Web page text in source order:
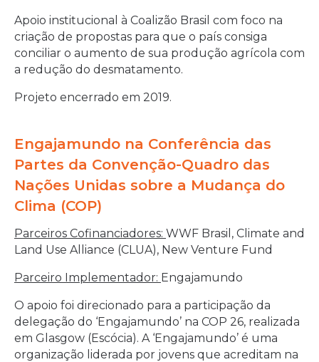
Apoio institucional à Coalizão Brasil com foco na
criação de propostas para que o país consiga
conciliar o aumento de sua produção agrícola com
a redução do desmatamento.
Projeto encerrado em 2019.
Engajamundo na Conferência das
Partes da Convenção-Quadro das
Nações Unidas sobre a Mudança do
Clima (COP)
Parceiros Cofinanciadores: WWF Brasil, Climate and
Land Use Alliance (CLUA), New Venture Fund
Parceiro Implementador: Engajamundo
O apoio foi direcionado para a participação da
delegação do ‘Engajamundo’ na COP 26, realizada
em Glasgow (Escócia). A ‘Engajamundo’ é uma
organização liderada por jovens que acreditam na